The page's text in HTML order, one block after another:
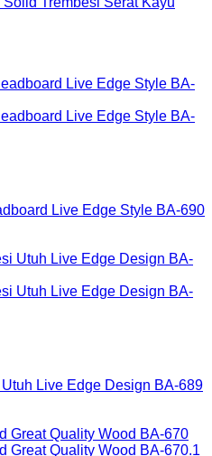
Live Edge Style BA-690
Live Edge Design BA-689